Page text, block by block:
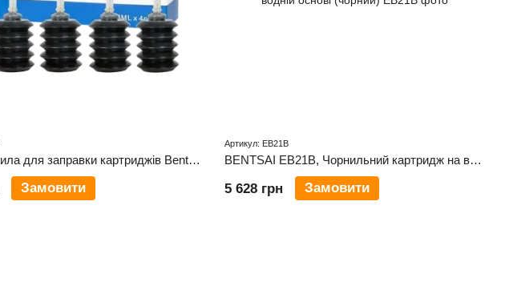
Водні чорнила для заправки картриджів Bentsai B80B (комплект, чорні)
Замовити
Артикул: EB21B
BENTSAI EB21B, Чорнильний картридж на водній основі (чорний)
5 628 грн Замовити